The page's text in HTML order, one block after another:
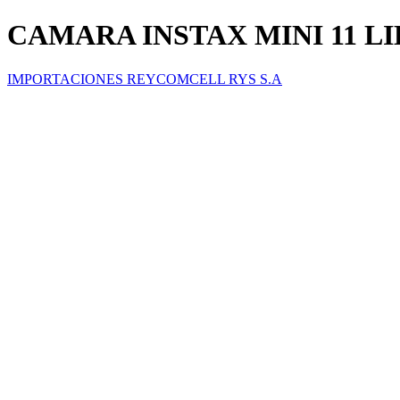
CAMARA INSTAX MINI 11
IMPORTACIONES REYCOMCELL RYS S.A